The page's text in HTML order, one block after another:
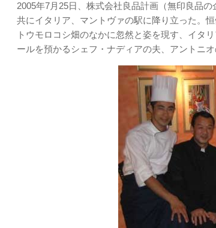
2005年7月25日、株式会社良品計画（無印良品
共にイタリア、マントヴァの駅に降り立った。
トウモロコシ畑のなかに忽然と姿を現す、イタ
ールを預かるシェフ・ナディアの夫、アントニ